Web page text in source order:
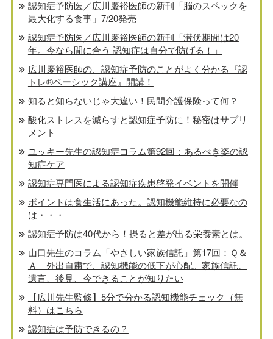
認知症予防医／広川慶裕医師の新刊「脳のスペックを
最大化する食事」7/20発売
認知症予防医／広川慶裕医師の新刊「潜伏期間は20
年。今なら間に合う 認知症は自分で防げる！」
広川慶裕医師の、認知症予防のことがよく分かる『認
トレ®️ベーシック講座』開講！
知ると知らないじゃ大違い！民間介護保険って何？
酸化ストレスを減らすと認知症予防に！秘密はサプリ
メント
ユッキー先生の認知症コラム第92回：あるべき姿の認
知症ケア
認知症専門医による認知症疾患啓発イベントを開催
ポイントは食生活にあった。認知機能維持に必要なの
は・・・
認知症予防は40代から！摂ると差が出る栄養素とは。
山口先生のコラム「やさしい家族信託」第17回：Ｑ＆
Ａ 外出自粛で、認知機能の低下が心配。家族信託、
遺言、後見、今できることが知りたい
【広川先生監修】5分で分かる認知機能チェック（無
料）はこちら
認知症は予防できるの？